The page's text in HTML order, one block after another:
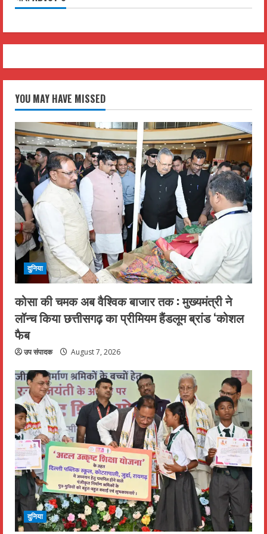
YOU MAY HAVE MISSED
दुनिया
कोसा की चमक अब वैश्विक बाजार तक : मुख्यमंत्री ने
लॉन्च किया छत्तीसगढ़ का प्रीमियम हैंडलूम ब्रांड ‘कोशल
फैब
उप संपादक August 7, 2026
दुनिया